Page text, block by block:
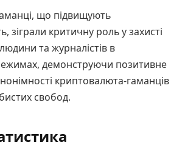
що підвищують
зіграли критичну роль у захисті
та журналістів в
демонструючи позитивне
криптовалюта-гаманців
свобод.